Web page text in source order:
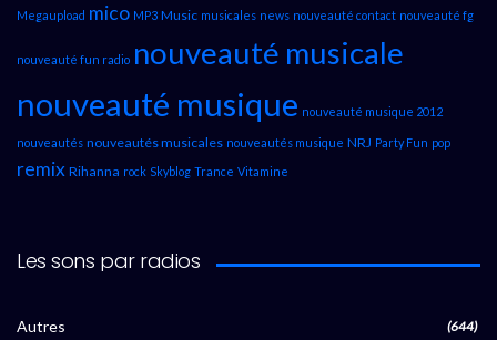
Megaupload mico MP3 Music musicales news nouveauté contact nouveauté fg
nouveauté fun radio nouveauté musicale
nouveauté musique nouveauté musique 2012
nouveautés nouveautés musicales nouveautés musique NRJ Party Fun pop
remix Rihanna rock Skyblog Trance Vitamine
Les sons par radios
Autres (644)